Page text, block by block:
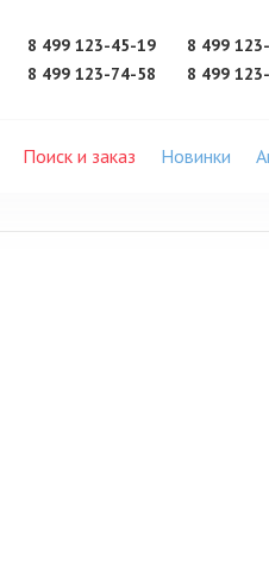
8 499 123-45-19
8 499
8 499 123-74-58
8 499
Поиск и заказ Новинки